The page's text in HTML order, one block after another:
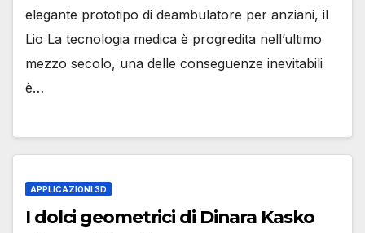
elegante prototipo di deambulatore per anziani, il
Lio La tecnologia medica è progredita nell’ultimo
mezzo secolo, una delle conseguenze inevitabili
è…
APPLICAZIONI 3D
I dolci geometrici di Dinara Kasko